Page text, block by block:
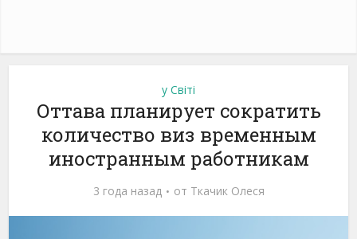
у Світі
Оттава планирует сократить
количество виз временным
иностранным работникам
3 года назад от Ткачик Олеся